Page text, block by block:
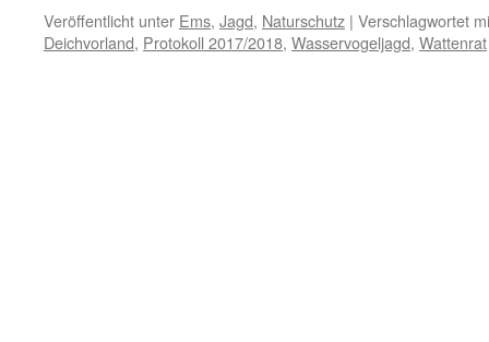
Veröffentlicht unter Ems, Jagd, Naturschutz | Verschlagwortet
Deichvorland, Protokoll 2017/2018, Wasservogeljagd, Wattenrat